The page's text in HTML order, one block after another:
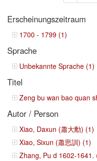
Erscheinungszeitraum
1700 - 1799 (1)
Sprache
Unbekannte Sprache (1)
Titel
Zeng bu wan bao quan
Autor / Person
Xiao, Daxun (蕭大勳) (1)
Xiao, Sixun (蕭思訓) (1)
Zhang, Pu d 1602-1641.